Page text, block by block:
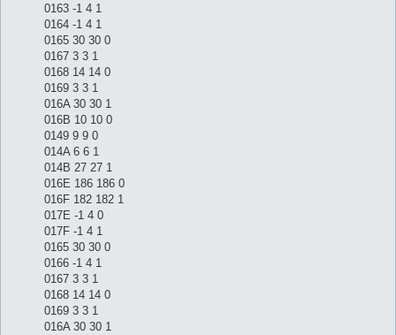
0163 -1 4 1
0164 -1 4 1
0165 30 30 0
0167 3 3 1
0168 14 14 0
0169 3 3 1
016A 30 30 1
016B 10 10 0
0149 9 9 0
014A 6 6 1
014B 27 27 1
016E 186 186 0
016F 182 182 1
017E -1 4 0
017F -1 4 1
0165 30 30 0
0166 -1 4 1
0167 3 3 1
0168 14 14 0
0169 3 3 1
016A 30 30 1